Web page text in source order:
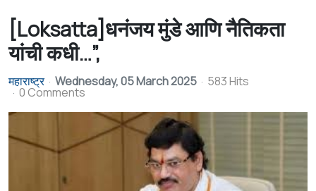
[Loksatta]धनंजय मुंडे आणि नैतिकता
यांची कधी…”,
महाराष्ट्र Wednesday, 05 March 2025 583 Hits
0 Comments